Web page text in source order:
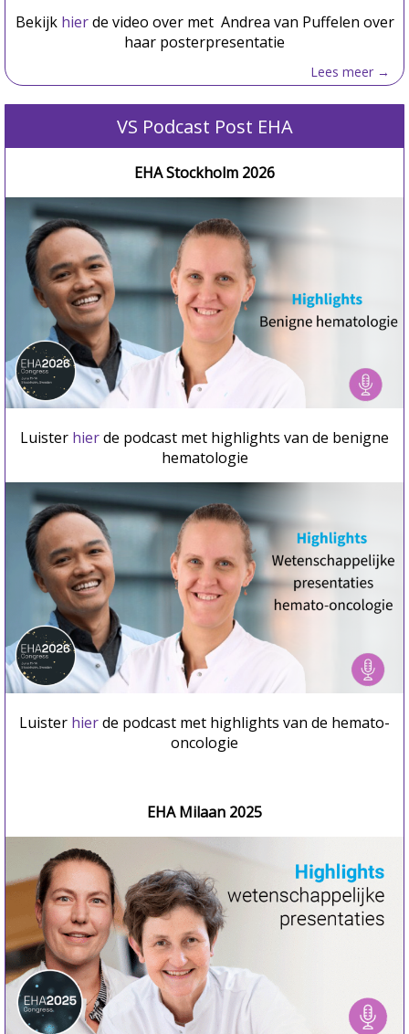
Bekijk hierde video over met Andrea van Puffelen over
haar posterpresentatie
Lees meer →
VS Podcast Post EHA
EHA Stockholm 2026
Luister hierde podcast met highlights van de benigne
hematologie
Luister hierde podcast met highlights van de hemato-
oncologie
EHA Milaan 2025